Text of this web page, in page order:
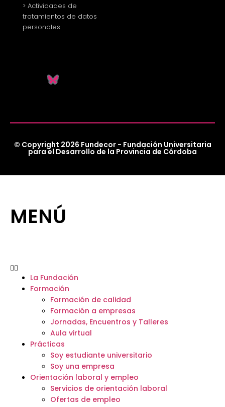
> Actividades de
tratamientos de datos
personales
© Copyright 2026 Fundecor - Fundación Universitaria
para el Desarrollo de la Provincia de Córdoba
MENÚ
La Fundación
Formación
Formación de calidad
Formación a empresas
Jornadas, Encuentros y Talleres
Aula virtual
Prácticas
Soy estudiante universitario
Soy una empresa
Orientación laboral y empleo
Servicios de orientación laboral
Ofertas de empleo